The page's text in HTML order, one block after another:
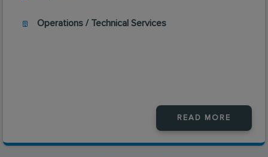
Operations / Technical Services
READ MORE